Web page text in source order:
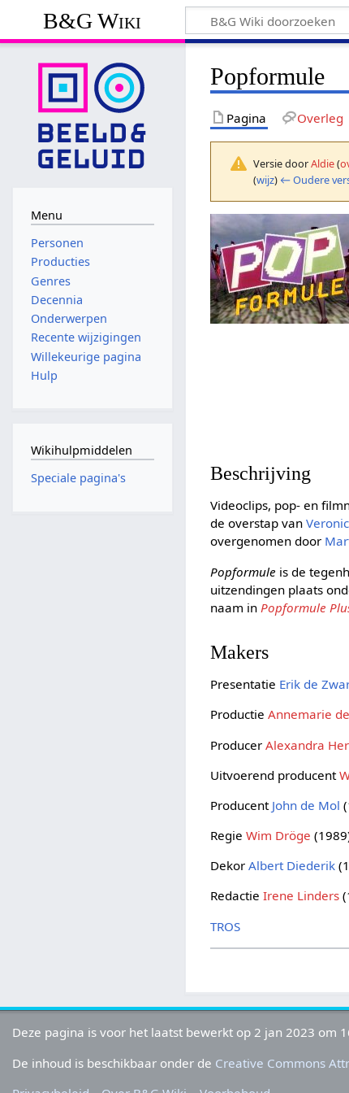
B&G Wiki
Popformule
Pagina Overleg
Versie doorAldie(
(wijz) ← Oudere
Beschrijving
Videoclips, pop- en
de overstap van
overgenomen door
Popformule is de
uitzendingen plaats
naam in Popformule
Makers
Presentatie Erik de
ProductieAnnemarie
ProducerAlexandra
Uitvoerend producent
Producent John de Mol
RegieWim Dröge
DekorAlbert Diederik
RedactieIrene Linders
TROS
Menu
Personen
Producties
Genres
Decennia
Onderwerpen
Recente wijzigingen
Willekeurige pagina
Hulp
Wikihulpmiddelen
Speciale pagina's
Deze pagina is voor het laatst bewerkt op 2 jan 2023 om
De inhoud is beschikbaar onder de Creative Commons